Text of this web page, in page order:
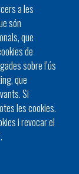
a les
són
que
de
sobre l’ús
que
Si
les cookies.
i revocar el